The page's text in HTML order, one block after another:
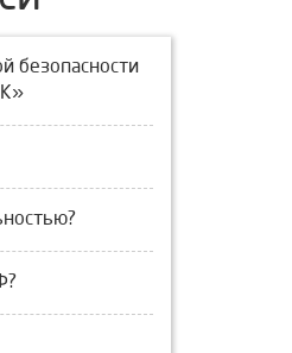
безопасности